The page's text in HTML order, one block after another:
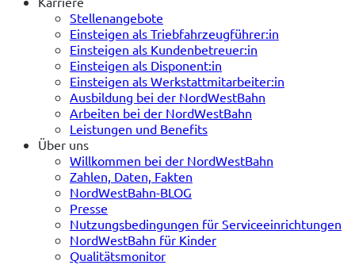
Stellenangebote
Einsteigen als Triebfahrzeugführer:in
Einsteigen als Kundenbetreuer:in
Einsteigen als Disponent:in
Einsteigen als Werkstattmitarbeiter:in
Ausbildung bei der NordWestBahn
Arbeiten bei der NordWestBahn
Leistungen und Benefits
Über uns
Willkommen bei der NordWestBahn
Zahlen, Daten, Fakten
NordWestBahn-BLOG
Presse
Nutzungsbedingungen für Serviceeinrichtungen
NordWestBahn für Kinder
Qualitätsmonitor